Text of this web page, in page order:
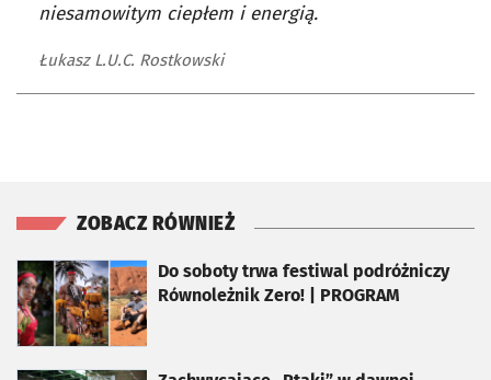
niesamowitym ciepłem i energią.
Łukasz L.U.C. Rostkowski
ZOBACZ RÓWNIEŻ
Do soboty trwa festiwal podróżniczy
Równoleżnik Zero! | PROGRAM
otworzy się w nowej karcie